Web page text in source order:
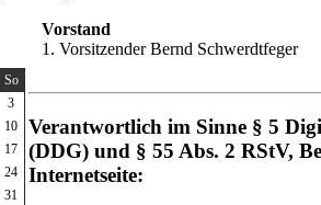
So
3
10
17
24
31
Vorstand
1. Vorsitzender Bernd Schwerdtfeger
Verantwortlich im Sinne § 5
(DDG) und § 55 Abs. 2 RStV,
Internetseite: